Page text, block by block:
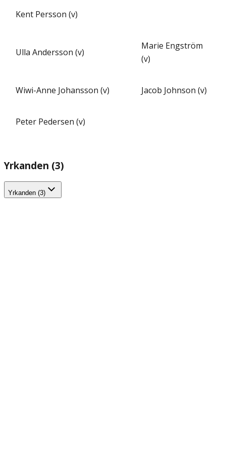
Kent Persson (v)
Ulla Andersson (v)
Marie Engström
(v)
Wiwi-Anne Johansson (v) Jacob Johnson (v)
Peter Pedersen (v)
Yrkanden (3)
Yrkanden (3)